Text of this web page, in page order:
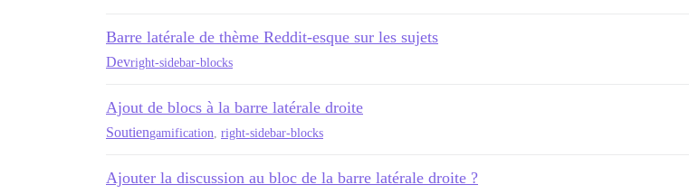
Barre latérale de thème Reddit-esque sur les sujets
Devright-sidebar-blocks
Ajout de blocs à la barre latérale droite
Soutiengamification right-sidebar-blocks
Ajouter la discussion au bloc de la barre latérale droite ?